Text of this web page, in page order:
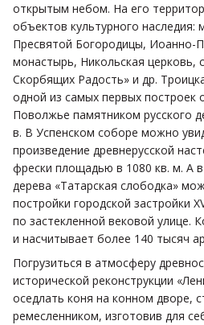
открытым небом. На его
объектов культурного наследия:
Пресвятой Богородицы, Иоанно-
монастырь, Никольская церковь,
Скорбящих Радость» и др.
одной из самых первых построек
Поволжье памятником русского
в. В Успенском соборе можно
произведение древнерусской
фрески площадью в 1080 кв. м. А
дерева «Татарская слободка»
постройки городской застройки
по застекленной вековой улице.
и насчитывает более 140 тысяч
Погрузиться в атмосферу
исторической реконструкции
оседлать коня на конном дворе,
ремесленником, изготовив для